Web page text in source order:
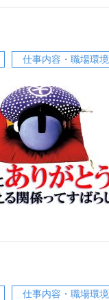
仕事内容・職場環境
仕事内容・職場環境